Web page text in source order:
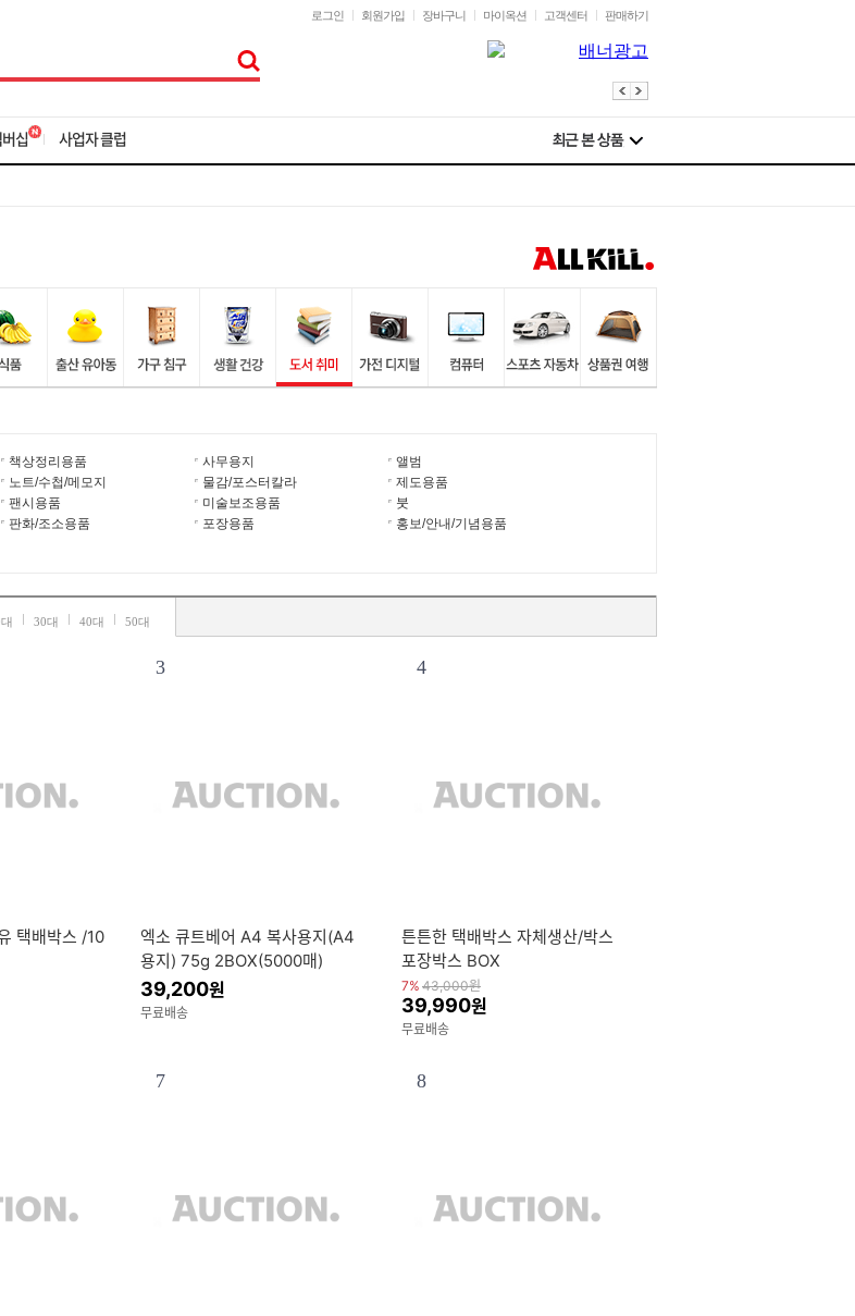
로그인 회원가입 장바구니 마이옥션 고객센터 판매하기
십 사업자 클럽
책상정리용품 사무용지
앨범
노트/수첩/메모지 물감/포스터칼라
제도용품
팬시용품 미술보조용품
붓
판화/조소용품 포장용품
홍보/안내/기념용품
30대 40대 50대
택배박스 /10
3
엑소 큐트베어 A4 복사용지(A4
용지) 75g 2BOX(5000매)
39,200원
무료배송
4
튼튼한 택배박스 자체생산/박스
포장박스 BOX
7% 43,000원
39,990원
무료배송
7 8